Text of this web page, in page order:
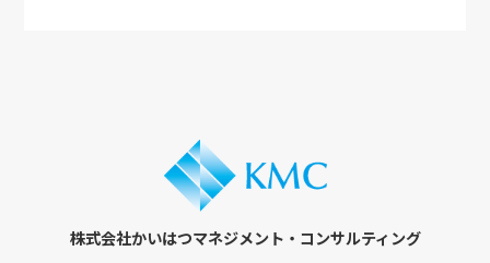
株式会社かいはつマネジメント・コンサルティング